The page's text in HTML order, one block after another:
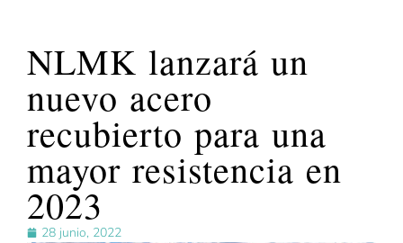
NLMK lanzará un
nuevo acero
recubierto para una
mayor resistencia en
2023
28 junio, 2022